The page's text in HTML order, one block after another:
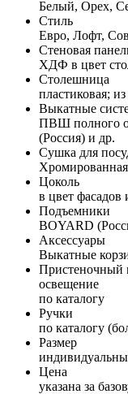
Белый, Орех,
Стиль
Евро, Лофт,
Стеновая
ХДФ в цвет
Столешница
пластиковая;
Выкатные
ПВШ полного
(Россия) и др.
Сушка для
Хромированная
Цоколь
в цвет фасадов
Подъемники
BOYARD
Аксессуары
Выкатные
Пристеночный
освещение
по каталогу
Ручки
по каталогу
Размер
Цена
указана за